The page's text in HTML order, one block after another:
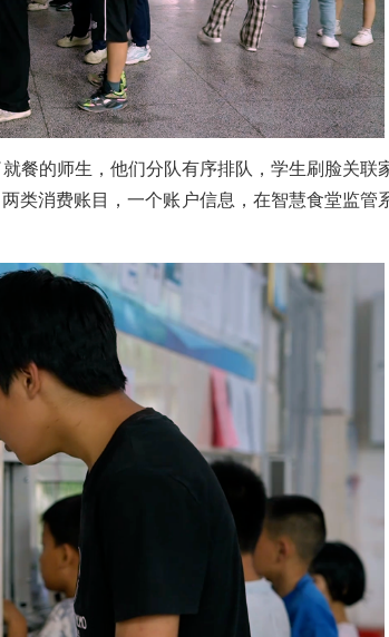
餐的师生，他们分队有序排队，学生刷脸关联
类消费账目，一个账户信息，在智慧食堂监管